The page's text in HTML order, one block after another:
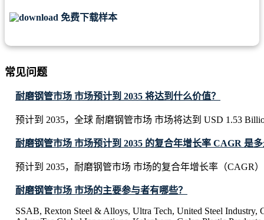
免费下载样本
常见问题
耐磨钢管市场 市场预计到 2035 将达到什么价值？
预计到 2035，全球 耐磨钢管市场 市场将达到 USD 1.53
耐磨钢管市场 市场预计到 2035 的复合年增长率 CAGR 是
预计到 2035，耐磨钢管市场 市场的复合年增长率（CAGR
耐磨钢管市场 市场的主要参与者有哪些？
SSAB, Rexton Steel & Alloys, Ultra Tech, United Steel Industry,